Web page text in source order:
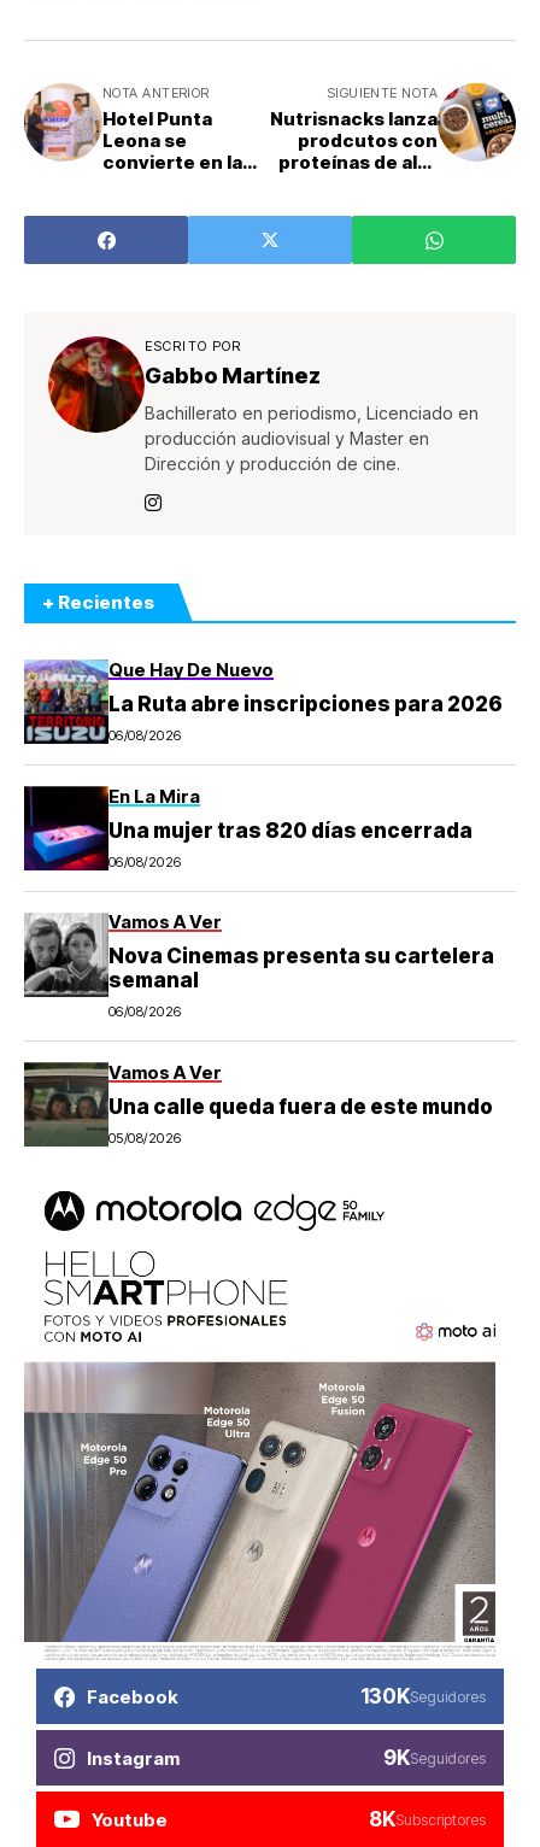
NOTA ANTERIOR
Hotel Punta
Leona se
convierte en la
integrar a sus
colaboradores
dentro de la
SIGUIENTE NOTA
Nutrisnacks lanza
prodcutos con
proteínas de alto
ESCRITO POR
Gabbo Martínez
Bachillerato en periodismo, Licenciado en
producción audiovisual y Master en
Dirección y producción de cine.
+ Recientes
Que Hay De Nuevo
La Ruta abre inscripciones para 2026
06/08/2026
En La Mira
Una mujer tras 820 días encerrada
06/08/2026
Vamos A Ver
Nova Cinemas presenta su cartelera
semanal
06/08/2026
Vamos A Ver
Una calle queda fuera de este mundo
05/08/2026
Facebook 130KSeguidores
Instagram 9KSeguidores
Youtube 8KSubscriptores